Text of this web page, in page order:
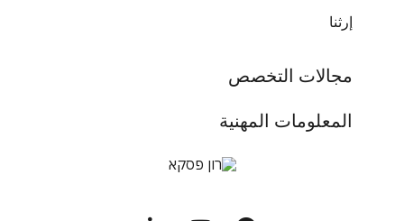
إرثنا
مجالات التخصص
المعلومات المهنية